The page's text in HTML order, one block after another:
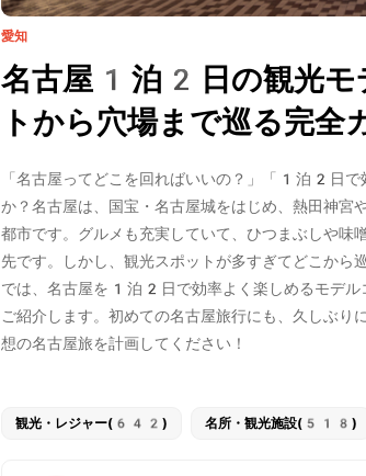
愛知
名古屋1泊2日の観光モ
トから穴場まで巡る完全
「名古屋ってどこを回ればいいの？」「1泊2日で
か？名古屋は、 国宝・名古屋城をはじめ、熱田神宮
都市です。グルメも充実していて、ひつまぶしや味
先です。しかし、観光スポットが多すぎてどこから
では、 名古屋を1泊2日で効率よく楽しめるモデル
ご紹介します。初めての名古屋旅行にも、久しぶり
想の名古屋旅を計画してください！
観光・レジャー(642) 名所・観光施設(518)